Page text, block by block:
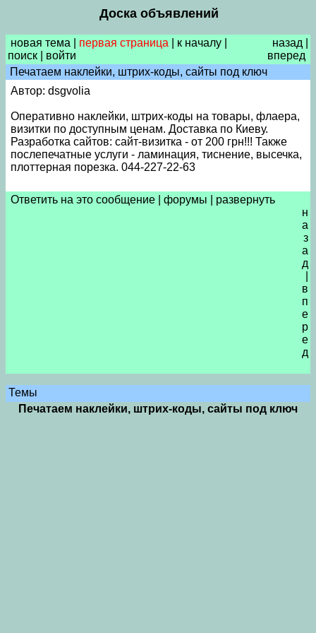
Доска объявлений
новая тема первая страница к началу
поиск
войти
назад
вперед
Печатаем наклейки, штрих-коды, сайты под ключ
Автор: dsgvolia
Оперативно наклейки, штрих-коды на товары, флаера,
визитки по доступным ценам. Доставка по Киеву.
Разработка сайтов: сайт-визитка - от 200 грн!!! Также
послепечатные услуги - ламинация, тиснение, высечка,
плоттерная порезка. 044-227-22-63
Ответить на это сообщение форумы
развернуть
н
а
з
а
д
в
п
е
р
е
д
Темы
Печатаем наклейки, штрих-коды, сайты под ключ